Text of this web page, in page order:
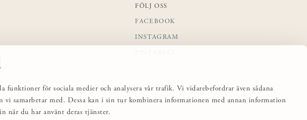
för sociala medier och analysera vår trafik. Vi vidarebefordrar även sådana
samarbetar med. Dessa kan i sin tur kombinera informationen med annan information
när du har använt deras tjänster.
FÖLJ OSS
FACEBOOK
INSTAGRAM